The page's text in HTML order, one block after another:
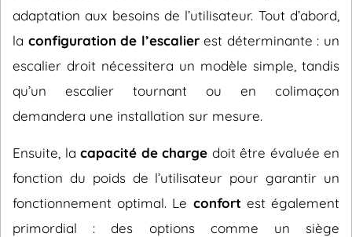
adaptation aux besoins de l’utilisateur. Tout d’abord,
la configuration de l’escalierest déterminante : un
escalier droit nécessitera un modèle simple, tandis
qu’un escalier tournant ou en colimaçon
demandera une installation sur mesure.
Ensuite, la capacité de charge doit être évaluée en
fonction du poids de l’utilisateur pour garantir un
fonctionnement optimal. Le confort est également
primordial : des options comme un siège